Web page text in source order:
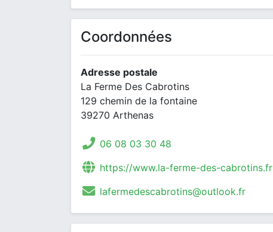
Coordonnées
Adresse postale
La Ferme Des Cabrotins
129 chemin de la fontaine
39270 Arthenas
06 08 03 30 48
https://www.la-ferme-des-cabrotins.fr
lafermedescabrotins@outlook.fr